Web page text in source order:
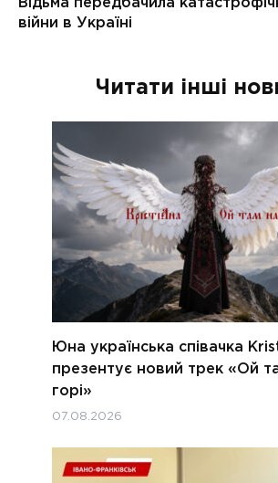
Читати інші
Юна українська співачка
презентує новий трек «Ой
горі»
07.08.2026